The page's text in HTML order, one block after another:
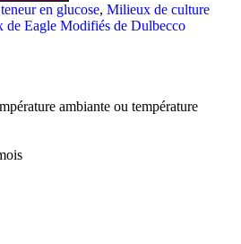
en glucose, Milieux de culture
Eagle Modifiés de Dulbecco
ambiante ou température